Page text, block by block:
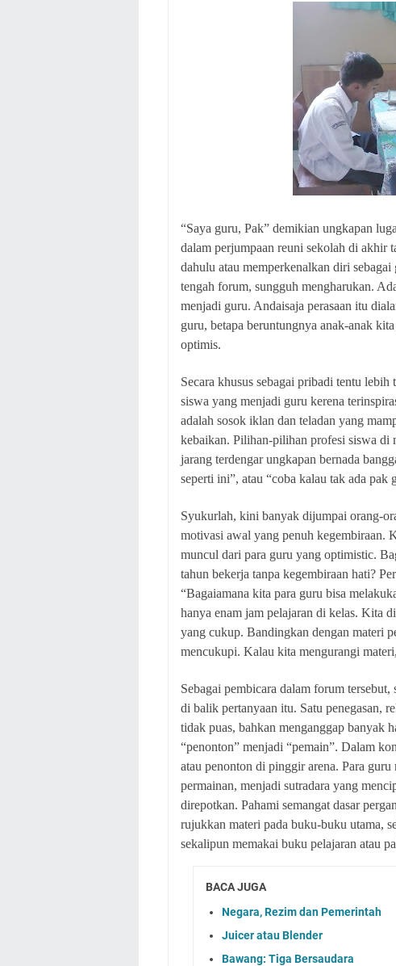
“Saya guru, Pak” demikian ungkapan
dalam perjumpaan reuni sekolah di akhir
dahulu atau memperkenalkan diri
tengah forum, sungguh mengharukan.
menjadi guru. Andaisaja perasaan itu
guru, betapa beruntungnya anak-anak
optimis.
Secara khusus sebagai pribadi tentu
siswa yang menjadi guru kerena
adalah sosok iklan dan teladan yang
kebaikan. Pilihan-pilihan profesi siswa di
jarang terdengar ungkapan bernada
seperti ini”, atau “coba kalau tak ada
Syukurlah, kini banyak dijumpai orang-
motivasi awal yang penuh kegembiraan.
muncul dari para guru yang optimistic.
tahun bekerja tanpa kegembiraan hati?
“Bagaiamana kita para guru bisa
hanya enam jam pelajaran di kelas. Kita
yang cukup. Bandingkan dengan materi
mencukupi. Kalau kita mengurangi
Sebagai pembicara dalam forum
di balik pertanyaan itu. Satu penegasan,
tidak puas, bahkan menganggap banyak
“penonton” menjadi “pemain”. Dalam
atau penonton di pinggir arena. Para
permainan, menjadi sutradara yang
direpotkan. Pahami semangat dasar
rujukkan materi pada buku-buku utama,
sekalipun memakai buku pelajaran atau
BACA JUGA
Negara, Rezim dan Pemerintah
Juicer atau Blender
Bawang: Tiga Bersaudara